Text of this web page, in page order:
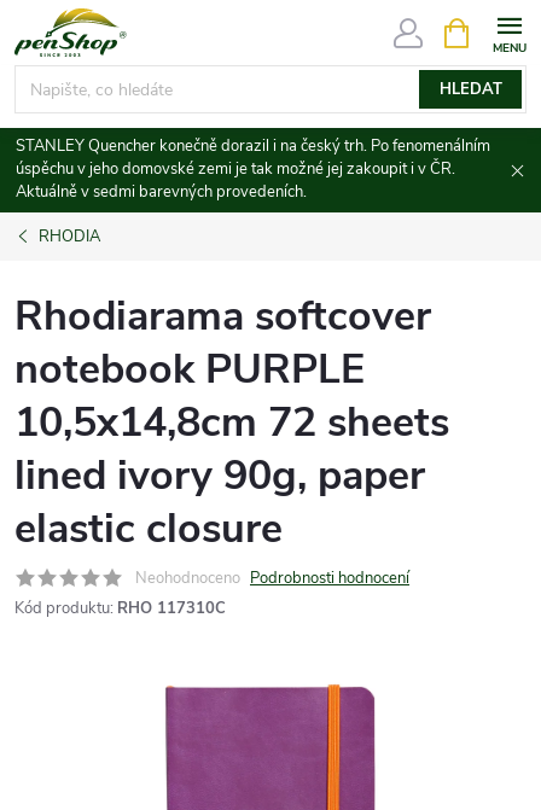
na
obsah
HLEDAT
NÁKUPNÍ
KOŠÍK
STANLEY Quencher konečně dorazil i na český trh. Po fenomenálním
úspěchu v jeho domovské zemi je tak možné jej zakoupit i v ČR.
Aktuálně v sedmi barevných provedeních.
RHODIA
Rhodiarama softcover
notebook PURPLE
10,5x14,8cm 72 sheets
lined ivory 90g, paper
elastic closure
Neohodnoceno Podrobnosti hodnocení
Kód produktu: RHO 117310C